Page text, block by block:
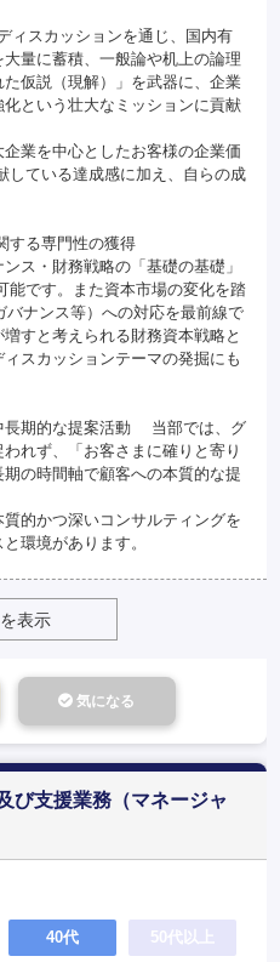
ィスカッションを通じ、国内有
量に蓄積、一般論や机上の論理
仮説（現解）」を武器に、企業
という壮大なミッションに貢献
業を中心としたお客様の企業価
している達成感に加え、自らの成
する専門性の獲得
ス・財務戦略の「基礎の基礎」
能です。また資本市場の変化を踏
ナンス等）への対応を最前線で
すと考えられる財務資本戦略と
スカッションテーマの発掘にも
長期的な提案活動 当部では、グ
れず、「お客さまに確りと寄り
の時間軸で顧客への本質的な提
的かつ深いコンサルティングを
環境があります。
表示
気になる
び支援業務（マネージャ
40代 50代以上